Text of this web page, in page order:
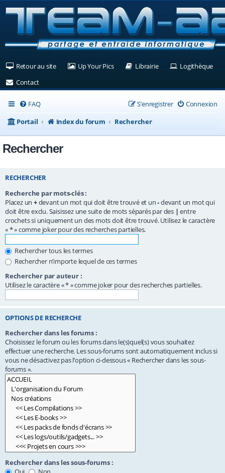
Retour au site(Ouvre un nouvel onglet)
Up Your Pics(Ouvre un nouvel onglet)
Librairie(Ouvre un nouvel
Logithèque
Contact(Ouvre un nouvel onglet)
FAQ Connexion
S’enregistrer
Portail
Index du forum Rechercher
Rechercher
RECHERCHER
Recherche par mots-clés :
Placez un +devant un mot qui doit être trouvé et un-devant un mot qui
doit être exclu. Saisissez une suite de mots séparés par des | entre
crochets si uniquement un des mots doit être trouvé. Utilisez le caractère
« * » comme joker pour des recherches partielles.
Rechercher tous les termes
Rechercher n’importe lequel de ces termes
Rechercher par auteur :
Utilisez le caractère « * » comme joker pour des recherches partielles.
OPTIONS DE RECHERCHE
Rechercher dans les forums :
Choisissez le forum ou les forums dans le(s)quel(s) vous souhaitez
effectuer une recherche. Les sous-forums sont automatiquement inclus si
vous ne désactivez pas l’option ci-dessous « Rechercher dans les sous-
forums ».
Rechercher dans les sous-forums :